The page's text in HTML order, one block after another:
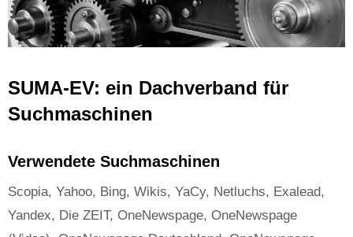
SUMA-EV: ein Dachverband für
Suchmaschinen
Verwendete Suchmaschinen
Scopia, Yahoo, Bing, Wikis, YaCy, Netluchs, Exalead,
Yandex, Die ZEIT, OneNewspage, OneNewspage